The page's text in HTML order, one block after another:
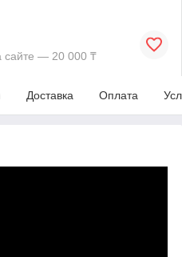
сайте — 20 000 ₸
Доставка Оплата